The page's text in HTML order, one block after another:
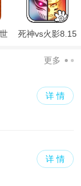
死神vs火影8.15
更多
详 情
详 情